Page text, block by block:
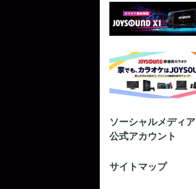
ソーシャルメディア
公式アカウント
サイトマップ